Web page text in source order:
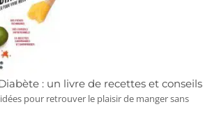
: un livre de recettes et conseils
pour retrouver le plaisir de manger sans